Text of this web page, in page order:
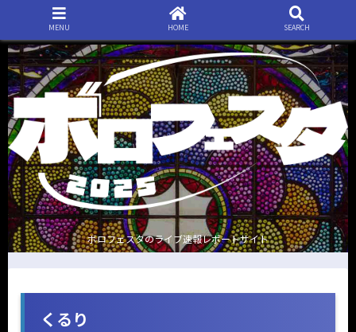
ボロフェスタのライブ速報レポートサイト
くるり
MENU HOME SEARCH